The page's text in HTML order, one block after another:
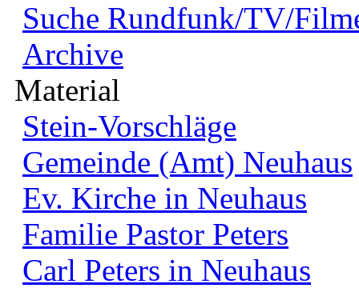
Suche Rundfunk/TV/
Archive
Material
Stein-Vorschläge
Gemeinde (Amt) Neuhaus
Ev. Kirche in Neuhaus
Familie Pastor Peters
Carl Peters in Neuhaus